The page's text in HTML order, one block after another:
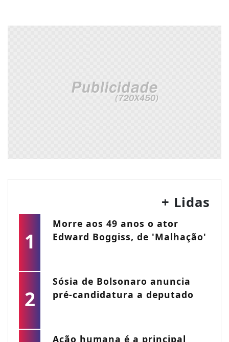
+ Lidas
1
Morre aos 49 anos o ator
Edward Boggiss, de 'Malhação'
2
Sósia de Bolsonaro anuncia
pré-candidatura a deputado
Ação humana é a principal